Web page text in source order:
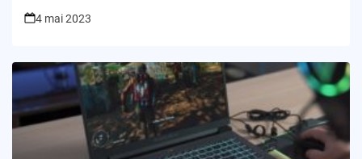
4 mai 2023